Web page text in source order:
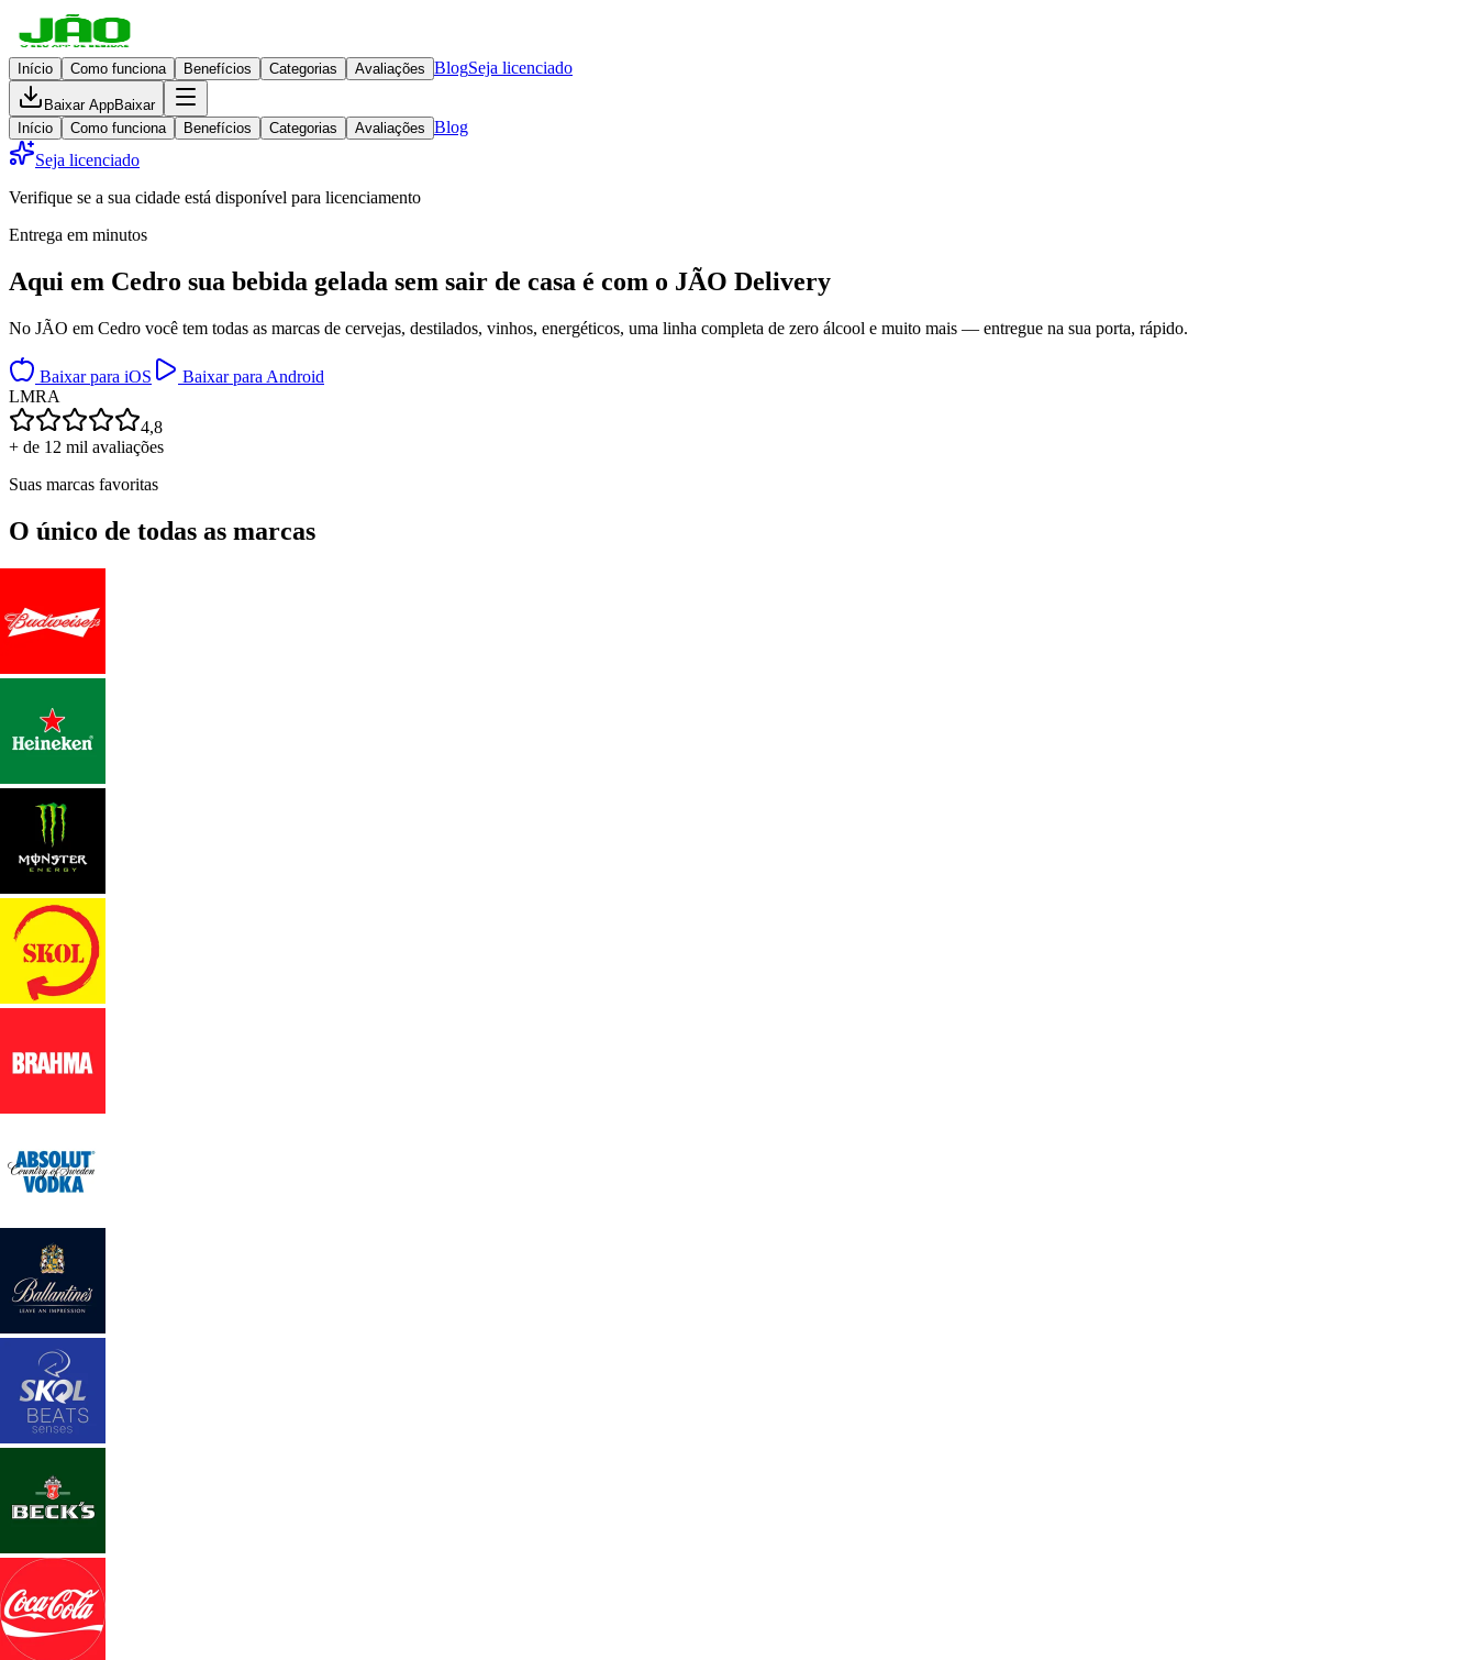
Início Como funciona Benefícios Categorias Avaliações BlogSeja licenciado
Baixar AppBaixar
Início
Como funciona Benefícios Categorias Avaliações Blog
Seja licenciado
Verifique se a sua cidade está disponível para licenciamento
Entrega em minutos
Aqui em Cedro sua bebida gelada sem sair de casa é com o JÃO Delivery
No JÃO em Cedro você tem todas as marcas de cervejas, destilados, vinhos, energéticos, uma linha completa de zero álcool e muito mais — entregue na sua porta, rápido.
Baixar para iOS
Baixar para Android
LMRA
4,8
+ de 12 mil avaliações
Suas marcas favoritas
O único de todas as marcas